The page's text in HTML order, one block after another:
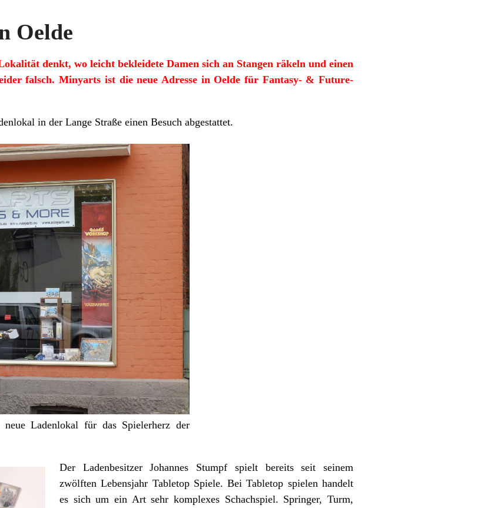
Oelde
denkt, wo leicht bekleidete Damen sich an Stangen räkeln und einen
falsch. Minyarts ist die neue Adresse in Oelde für Fantasy- & Future-
in der Lange Straße einen Besuch abgestattet.
Ladenlokal für das Spielerherz der
Der Ladenbesitzer Johannes Stumpf spielt bereits seit seinem
zwölften Lebensjahr Tabletop Spiele. Bei Tabletop spielen handelt
es sich um ein Art sehr komplexes Schachspiel. Springer, Turm,